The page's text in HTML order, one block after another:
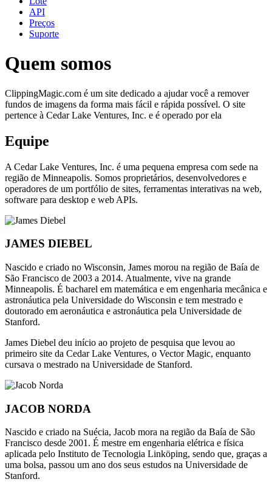
API
Preços
Suporte
Quem somos
ClippingMagic.com é um site dedicado a ajudar você a remover
fundos de imagens da forma mais fácil e rápida possível. O site
pertence à Cedar Lake Ventures, Inc. e é operado por ela
Equipe
A Cedar Lake Ventures, Inc. é uma pequena empresa com sede na
região de Minneapolis. Somos proprietários, desenvolvedores e
operadores de um portfólio de sites, ferramentas interativas na web,
software para desktop e web APIs.
JAMES DIEBEL
Nascido e criado no Wisconsin, James morou na região de Baía de
São Francisco de 2003 a 2014. Atualmente, vive na grande
Minneapolis. É bacharel em matemática e em engenharia mecânica e
astronáutica pela Universidade do Wisconsin e tem mestrado e
doutorado em aeronáutica e astronáutica pela Universidade de
Stanford.
James Diebel deu início ao projeto de pesquisa que levou ao
primeiro site da Cedar Lake Ventures, o Vector Magic, enquanto
cursava o mestrado na Universidade de Stanford.
JACOB NORDA
Nascido e criado na Suécia, Jacob mora na região da Baía de São
Francisco desde 2001. É mestre em engenharia elétrica e física
aplicada pelo Instituto de Tecnologia Linköping, sendo que, graças a
uma bolsa, passou um ano dos seus estudos na Universidade de
Stanford.